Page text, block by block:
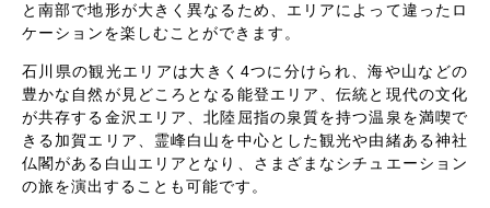
と南部で地形が大きく異なるため、エリアによって違ったロ
ケーションを楽しむことができます。
石川県の観光エリアは大きく4つに分けられ、海や山などの
豊かな自然が見どころとなる能登エリア、伝統と現代の文化
が共存する金沢エリア、北陸屈指の泉質を持つ温泉を満喫で
きる加賀エリア、霊峰白山を中心とした観光や由緒ある神社
仏閣がある白山エリアとなり、さまざまなシチュエーション
の旅を演出することも可能です。